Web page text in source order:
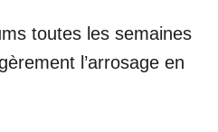
toutes les semaines
l’arrosage en